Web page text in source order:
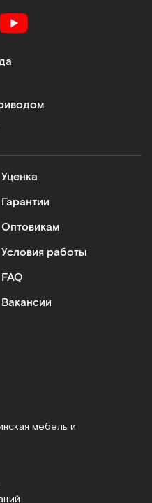
Уценка
Гарантии
Оптовикам
Условия работы
FAQ
Вакансии
мебель и